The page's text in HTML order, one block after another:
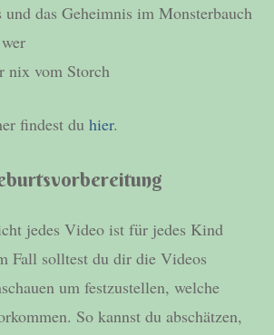
und das Geheimnis im Monsterbauch
nix vom Storch
findest du hier.
jedes Video ist für jedes Kind
Fall solltest du dir die Videos
um festzustellen, welche
So kannst du abschätzen,